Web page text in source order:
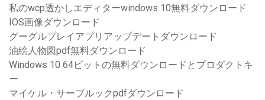
私のwcp透かしエディターwindows 10無料ダウンロード
IOS画像ダウンロード
グーグルプレイアプリアップデートダウンロード
油絵人物図pdf無料ダウンロード
Windows 10 64ビットの無料ダウンロードとプロダクトキ
ー
マイケル・サーブルックpdfダウンロード